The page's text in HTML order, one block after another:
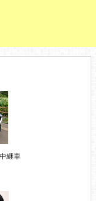
継車